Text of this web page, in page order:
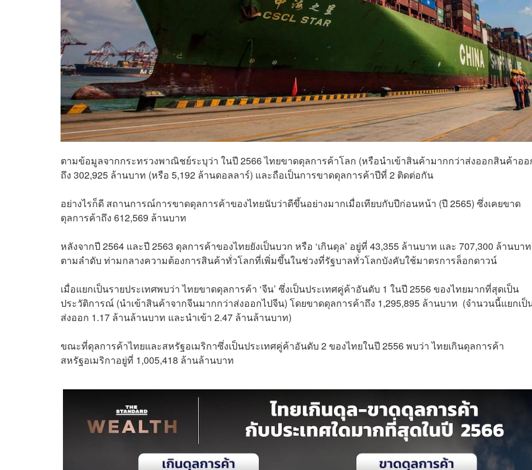
ตามข้อมูลจากกระทรวงพาณิชย์ระบุว่า ในปี 2566 ไทยขาดดุลการค้าโลก (หรือนำเข้าสินค้ามากกว่าส่งออกสินค้าออ
ถึง 302,925 ล้านบาท (หรือ 5,192 ล้านดอลลาร์) และถือเป็นการขาดดุลการค้าปีที่ 2 ติดต่อกัน
อย่างไรก็ดี สถานการณ์การขาดดุลการค้าของไทยนับว่าดีขึ้นอย่างมากเมื่อเทียบกับปีก่อนหน้า (ปี 2565) ซึ่งเคยขาด
ดุลการค้าถึง 612,569 ล้านบาท
หลังจากปี 2564 และปี 2563 ดุลการค้าของไทยยังเป็นบวก หรือ ‘เกินดุล’ อยู่ที่ 43,355 ล้านบาท และ 707,300 ล้านบาท
ตามลำดับ ท่ามกลางความต้องการสินค้าทั่วโลกที่เพิ่มขึ้นในช่วงที่รัฐบาลทั่วโลกบังคับใช้มาตรการล็อกดาวน์
เมื่อแยกเป็นรายประเทศพบว่า ไทยขาดดุลการค้า ‘จีน’ ซึ่งเป็นประเทศคู่ค้าอันดับ 1 ในปี 2556 ของไทยมากที่สุดเป็น
ประวัติการณ์ (นำเข้าสินค้าจากจีนมากกว่าส่งออกไปจีน) โดยขาดดุลการค้าถึง 1,295,895 ล้านบาท (จำนวนนี้แยกเป็
ส่งออก 1.17 ล้านล้านบาท และนำเข้า 2.47 ล้านล้านบาท)
ขณะที่ดุลการค้าไทยและสหรัฐอเมริกาซึ่งเป็นประเทศคู่ค้าอันดับ 2 ของไทยในปี 2556 พบว่า ไทยเกินดุลการค้า
สหรัฐอเมริกาอยู่ที่ 1,005,418 ล้านล้านบาท